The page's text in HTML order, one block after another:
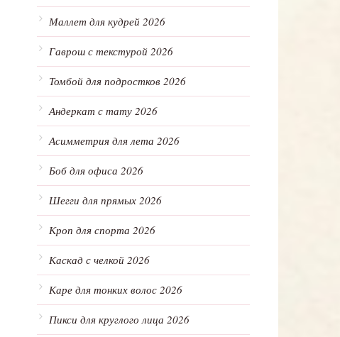
Маллет для кудрей 2026
Гаврош с текстурой 2026
Томбой для подростков 2026
Андеркат с тату 2026
Асимметрия для лета 2026
Боб для офиса 2026
Шегги для прямых 2026
Кроп для спорта 2026
Каскад с челкой 2026
Каре для тонких волос 2026
Пикси для круглого лица 2026